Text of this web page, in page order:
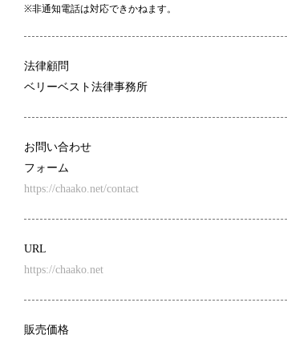
※非通知電話は対応できかねます。
法律顧問
ベリーベスト法律事務所
お問い合わせ
フォーム
https://chaako.net/contact
URL
https://chaako.net
販売価格